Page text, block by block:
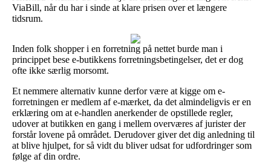
ViaBill, når du har i sinde at klare prisen over et længere
tidsrum.
Inden folk shopper i en forretning på nettet burde man i
princippet bese e-butikkens forretningsbetingelser, det er dog
ofte ikke særlig morsomt.
Et nemmere alternativ kunne derfor være at kigge om e-
forretningen er medlem af e-mærket, da det almindeligvis er en
erklæring om at e-handlen anerkender de opstillede regler,
udover at butikken en gang i mellem overværes af jurister der
forstår lovene på området. Derudover giver det dig anledning til
at blive hjulpet, for så vidt du bliver udsat for udfordringer som
følge af din ordre.